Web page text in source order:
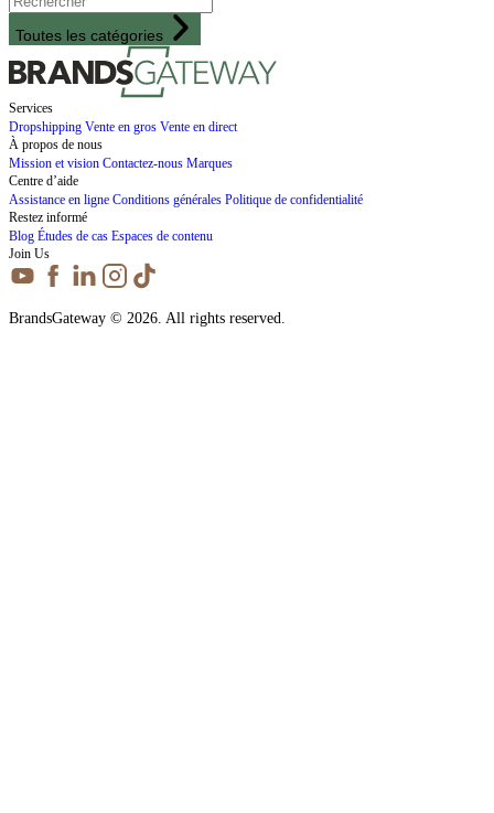
Toutes les catégories
Services
Dropshipping Vente en gros Vente en direct
À propos de nous
Mission et vision Contactez-nous Marques
Centre d’aide
Assistance en ligne Conditions générales Politique de confidentialité
Restez informé
Blog Études de cas Espaces de contenu
Join Us
BrandsGateway © 2026. All rights reserved.